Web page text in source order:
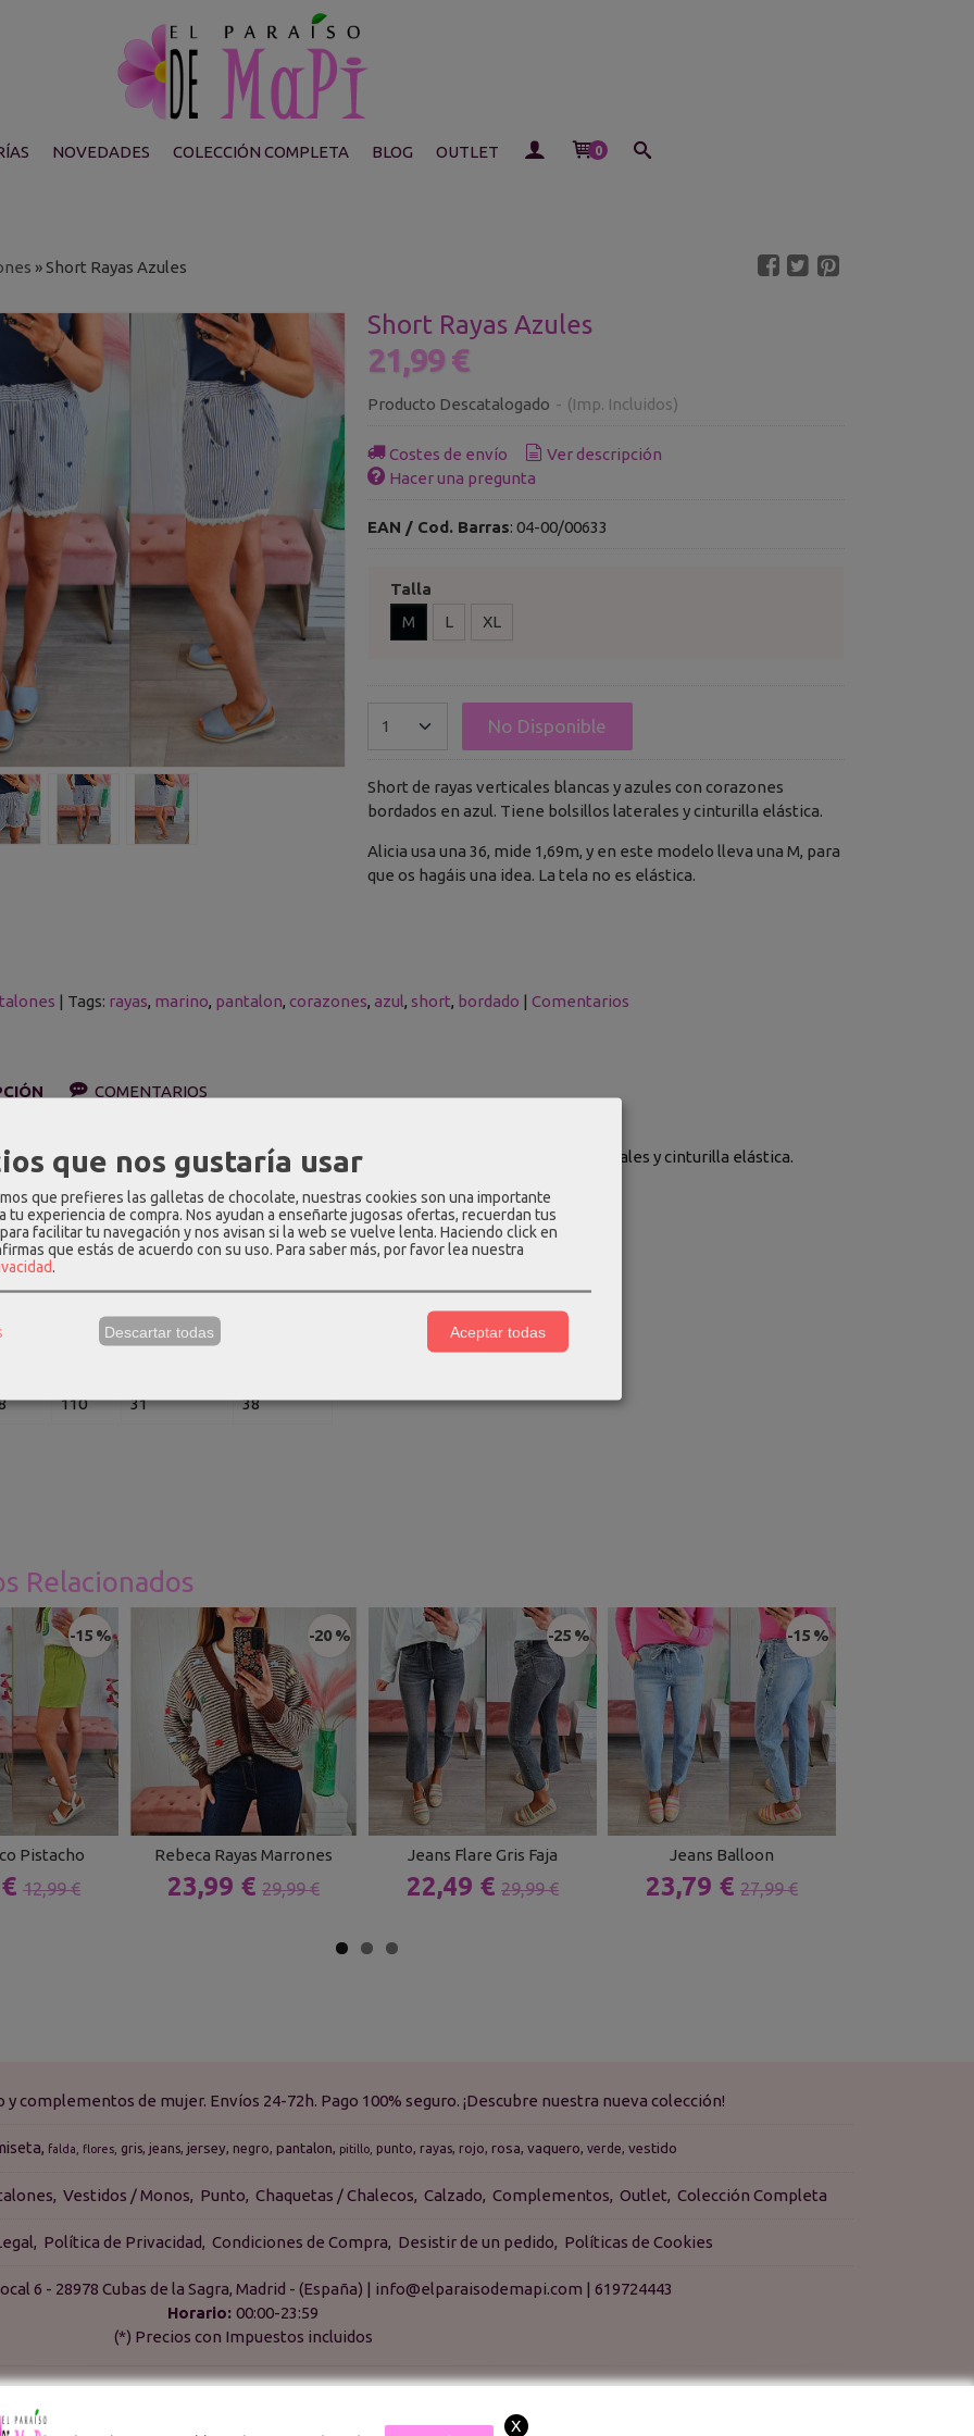
NOVEDADES COLECCIÓN COMPLETA BLOG OUTLET 0
»Short Rayas Azules
Short Rayas Azules
21,99 €
Producto Descatalogado - (Imp. Incluidos)
Costes de envío
Ver descripción
Hacer una pregunta
EAN / Cod. Barras: 04-00/00633
Talla
M
L XL
No Disponible
Short de rayas verticales blancas y azules con corazones
bordados en azul. Tiene bolsillos laterales y cinturilla elástica.
Alicia usa una 36, mide 1,69m, y en este modelo lleva una M, para
que os hagáis una idea. La tela no es elástica.
| Tags: rayas marino pantalon corazones azul short bordado | Comentarios
COMENTARIOS
verticales blancas y azules con corazones bordados en azul. Tiene bolsillos laterales y cinturilla elástica.
: 70% algodón - 30% poliéster.
aproximadas (cm):
30
110 31 38
Relacionados
-15 %
Pistacho
12,99 €
-20 %
Rebeca Rayas Marrones
23,99 € 29,99 €
-25 %
Jeans Flare Gris Faja
22,49 € 29,99 €
-15 %
Jeans Balloon
23,79 € 27,99 €
complementos de mujer. Envíos 24-72h. Pago 100% seguro. ¡Descubre nuestra nueva colección!
falda flores gris jeans jersey negro pantalon pitillo punto rayas rojo rosa vaquero verde vestido
Vestidos / Monos Punto Chaquetas / Chalecos Calzado Complementos Outlet Colección Completa
Política de Privacidad Condiciones de Compra Desistir de un pedido Políticas de Cookies
6 - 28978 Cubas de la Sagra, Madrid - (España) | info@elparaisodemapi.com | 619724443
Horario:00:00-23:59
(*) Precios con Impuestos incluidos
X
que nos gustaría usar
que prefieres las galletas de chocolate, nuestras cookies son una importante
tu experiencia de compra. Nos ayudan a enseñarte jugosas ofertas, recuerdan tus
facilitar tu navegación y nos avisan si la web se vuelve lenta. Haciendo click en
que estás de acuerdo con su uso. Para saber más, por favor lea nuestra
.
Descartar todas Aceptar todas